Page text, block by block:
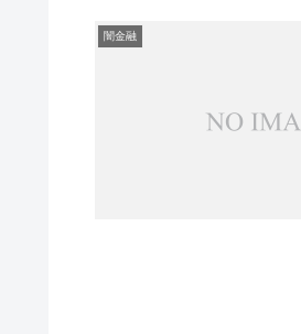
闇金融